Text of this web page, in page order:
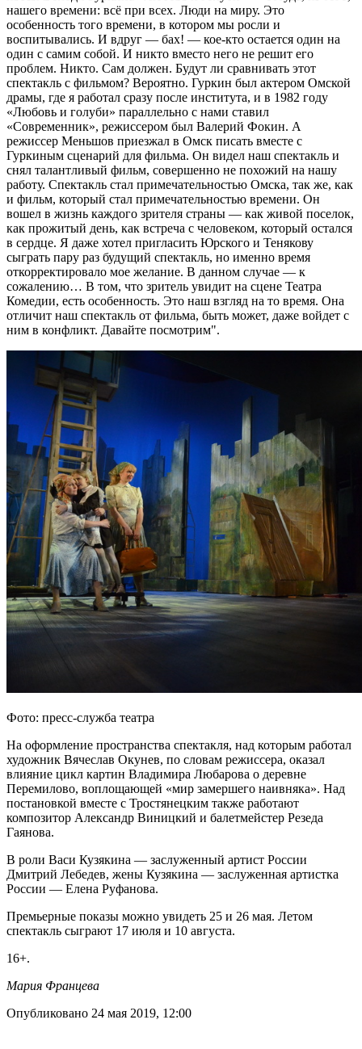
нашего времени: всё при всех. Люди на миру. Это
особенность того времени, в котором мы росли и
воспитывались. И вдруг — бах! — кое-кто остается один на
один с самим собой. И никто вместо него не решит его
проблем. Никто. Сам должен. Будут ли сравнивать этот
спектакль с фильмом? Вероятно. Гуркин был актером Омской
драмы, где я работал сразу после института, и в 1982 году
«Любовь и голуби» параллельно с нами ставил
«Современник», режиссером был Валерий Фокин. А
режиссер Меньшов приезжал в Омск писать вместе с
Гуркиным сценарий для фильма. Он видел наш спектакль и
снял талантливый фильм, совершенно не похожий на нашу
работу. Спектакль стал примечательностью Омска, так же, как
и фильм, который стал примечательностью времени. Он
вошел в жизнь каждого зрителя страны — как живой поселок,
как прожитый день, как встреча с человеком, который остался
в сердце. Я даже хотел пригласить Юрского и Тенякову
сыграть пару раз будущий спектакль, но именно время
откорректировало мое желание. В данном случае — к
сожалению… В том, что зритель увидит на сцене Театра
Комедии, есть особенность. Это наш взгляд на то время. Она
отличит наш спектакль от фильма, быть может, даже войдет с
ним в конфликт. Давайте посмотрим".
Фото: пресс-служба театра
На оформление пространства спектакля, над которым работал
художник Вячеслав Окунев, по словам режиссера, оказал
влияние цикл картин Владимира Любарова о деревне
Перемилово, воплощающей «мир замершего наивняка». Над
постановкой вместе с Тростянецким также работают
композитор Александр Виницкий и балетмейстер Резеда
Гаянова.
В роли Васи Кузякина — заслуженный артист России
Дмитрий Лебедев, жены Кузякина — заслуженная артистка
России — Елена Руфанова.
Премьерные показы можно увидеть 25 и 26 мая. Летом
спектакль сыграют 17 июля и 10 августа.
16+.
Мария Францева
Опубликовано 24 мая 2019, 12:00